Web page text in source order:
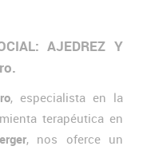
AJEDREZ Y
, especialista en la
terapéutica en
, nos oferce un